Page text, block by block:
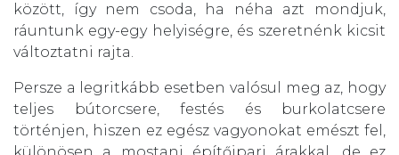
között, így nem csoda, ha néha azt mondjuk,
ráuntunk egy-egy helyiségre, és szeretnénk kicsit
változtatni rajta.
Persze a legritkább esetben valósul meg az, hogy
teljes bútorcsere, festés és burkolatcsere
történjen, hiszen ez egész vagyonokat emészt fel,